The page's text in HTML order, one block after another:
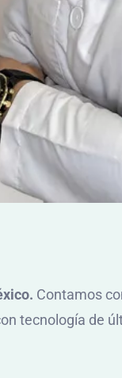
Contamos
tecnología de